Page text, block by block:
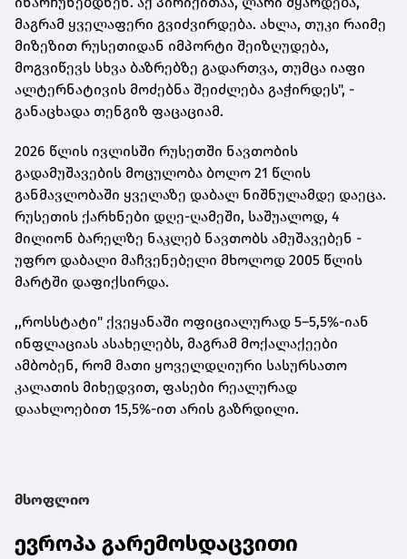
მაგრამ ყველაფერი გვიძვირდება. ახლა, თუკი რაიმე
მიზეზით რუსეთიდან იმპორტი შეიზღუდება,
მოგვიწევს სხვა ბაზრებზე გადართვა, თუმცა იაფი
ალტერნატივის მოძებნა შეიძლება გაჭირდეს", -
განაცხადა თენგიზ ფაცაციამ.
2026 წლის ივლისში რუსეთში ნავთობის
გადამუშავების მოცულობა ბოლო 21 წლის
განმავლობაში ყველაზე დაბალ ნიშნულამდე დაეცა.
რუსეთის ქარხნები დღე-ღამეში, საშუალოდ, 4
მილიონ ბარელზე ნაკლებ ნავთობს ამუშავებენ -
უფრო დაბალი მაჩვენებელი მხოლოდ 2005 წლის
მარტში დაფიქსირდა.
,,როსსტატი" ქვეყანაში ოფიციალურად 5–5,5%-იან
ინფლაციას ასახელებს, მაგრამ მოქალაქეები
ამბობენ, რომ მათი ყოველდღიური სასურსათო
კალათის მიხედვით, ფასები რეალურად
დაახლოებით 15,5%-ით არის გაზრდილი.
მსოფლიო
ევროპა გარემოსდაცვითი